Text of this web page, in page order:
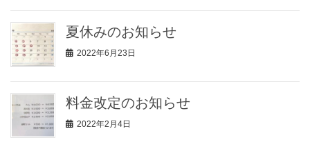
夏休みのお知らせ
2022年6月23日
料金改定のお知らせ
2022年2月4日